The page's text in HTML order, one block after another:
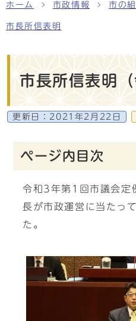
ホーム 市政情報 市の
市長所信表明
市長所信表明
更新日： 2021年2月22日
ページ内目次
令和3年第1回市議会定
長が市政運営に当たっ
た。